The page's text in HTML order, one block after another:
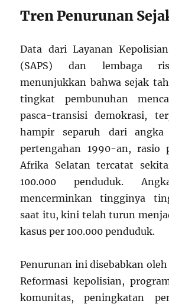
Tren Penurunan
Data dari Layanan
(SAPS) dan lembaga
menunjukkan bahwa sejak
tingkat pembunuhan
pasca-transisi demokrasi,
hampir separuh dari angka
pertengahan 1990-an, rasio
Afrika Selatan tercatat
100.000 penduduk.
mencerminkan tingginya
saat itu, kini telah turun
kasus per 100.000 penduduk.
Penurunan ini disebabkan
Reformasi kepolisian,
komunitas, peningkatan